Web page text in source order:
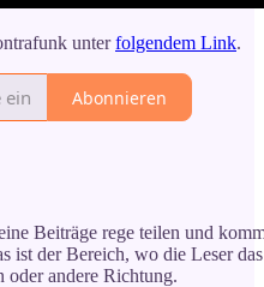
unterfolgendem Link.
Abonnieren
Beiträge rege teilen und
ist der Bereich, wo die Leser
andere Richtung.